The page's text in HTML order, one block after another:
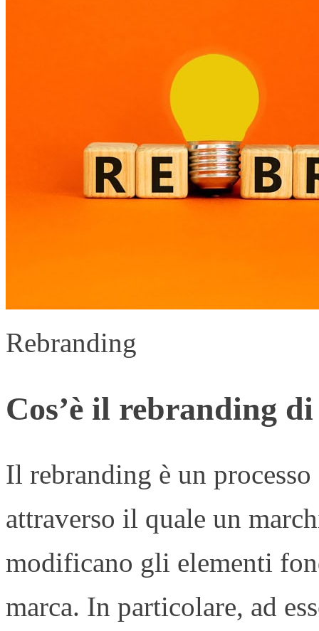
Rebranding
Cos’è il rebranding
Il rebranding è un
attraverso il quale un
modificano gli elementi
marca. In particolare, ad